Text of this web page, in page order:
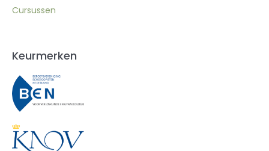
Cursussen
Keurmerken